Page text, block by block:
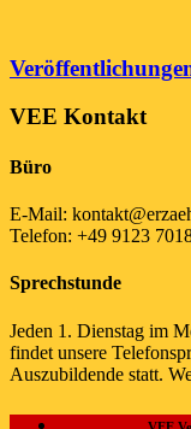
VEE Kontakt
Büro
E-Mail:
Telefon: +49 9123
Sprechstunde
Jeden 1. Dienstag im
findet unsere
Auszubildende statt.